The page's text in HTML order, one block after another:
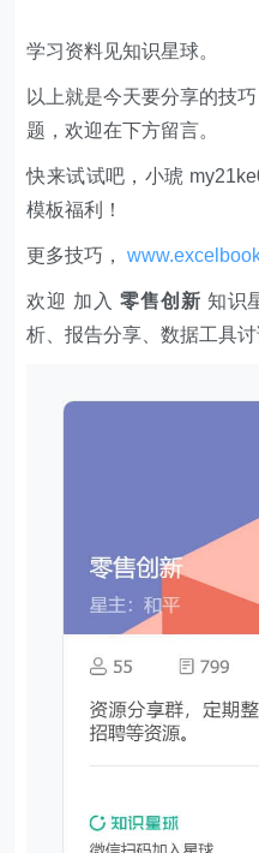
学习资料见知识星球。
以上就是今天要分享的技
题，欢迎在下方留言。
快来试试吧，小琥
模板福利​​​​！
更多技巧，
欢迎 加入 零售创新 知识
析、报告分享、数据工具讨